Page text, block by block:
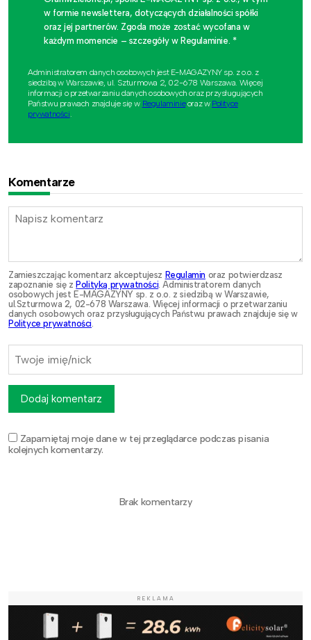
w formie newslettera, dotyczących działalności spółki
oraz jej partnerów. Zgoda może zostać wycofana w
każdym momencie – szczegóły w Regulaminie. *
Administratorem danych osobowych jest E-MAGAZYNY sp. z o.o. z
siedzibą w Warszawie, ul. Szturmowa 2, 02-678 Warszawa. Więcej
informacji o przetwarzaniu danych osobowych oraz przysługujących
Państwu prawach znajduje się w Regulaminieoraz w Polityce
prywatności
Komentarze
Zamieszczając komentarz akceptujesz Regulamin oraz potwierdzasz
zapoznanie się z Polityką prywatności. Administratorem danych
osobowych jest E-MAGAZYNY sp. z o.o. z siedzibą w Warszawie,
ul.Szturmowa 2, 02-678 Warszawa. Więcej informacji o przetwarzaniu
danych osobowych oraz przysługujących Państwu prawach znajduje się w
Polityce prywatności.
Zapamiętaj moje dane w tej przeglądarce podczas pisania
kolejnych komentarzy.
Dodaj komentarz
Brak komentarzy
REKLAMA